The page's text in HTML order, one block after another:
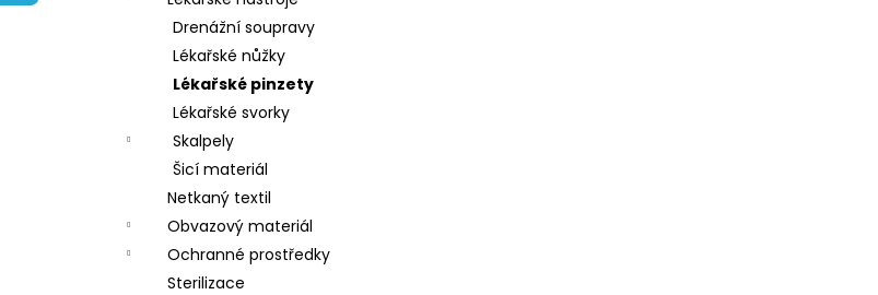
Drenážní soupravy
Lékařské nůžky
Lékařské pinzety
Lékařské svorky
Skalpely
Šicí materiál
Netkaný textil
Obvazový materiál
Ochranné prostředky
Sterilizace